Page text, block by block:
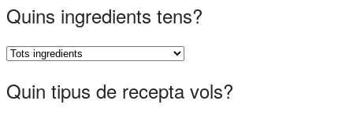
Quins ingredients tens?
Quin tipus de recepta vols?